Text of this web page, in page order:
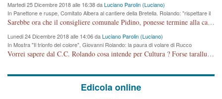
Martedi 25 Dicembre 2018 alle 16:38 daLuciano Parolin (Luciano)
In Panettone e ruspe, Comitato Albera al cantiere della Bretella. Rolando: "rispettare il
cronoprogramma"
Sarebbe ora che il consigliere comunale Pidino, ponesse termine alla campagna elettorale nel territorio del suo seggio Villaggio del Sole. La tiraca è iniziata, distruggerà 6 km di prateria ovest della città, ricca di fonti e sorgenti d'acqua. I cittadini di Maddalene non avranno più Pace la notte. Molta colpa per la costruzione di questa Strada è proprio del signor Rolando,dei suoi gazebo mobili e che vuol far passare questa opera VANDALICA come progetto "utile" a chi ? Non è cosa seria sig. Rolando!
Lunedi 24 Dicembre 2018 alle 14:06 daLuciano Parolin (Luciano)
In Mostra "Il trionfo del colore", Giovanni Rolando: la paura di volare di Rucco
Vorrei sapere dal C.C. Rolando cosa intende per Cultura ? Forse tarallucci, vino e sagre, o spaghetti tricolori del PD ? Il continuo (s)parlare della mostra a Palazzo Chiericati caro consigliere DANNEGGIA FORTEMENTE l'immagine della città TUTTA e fa deviare i consensi che in RUSSIA (badi bene ex U.R.S.S.) sono ECCELLENTI. A livello artistico l'evento è di alta Valenza culturale, COMPITO di Tutta la Cittadinanza fare il possibile per propagandare l'iniziativa senza farne UN CASO PARTITICO come fa Lei da sempre. Meno Gazebo + Partecipazione! E così sia. Amen.
Edicola online